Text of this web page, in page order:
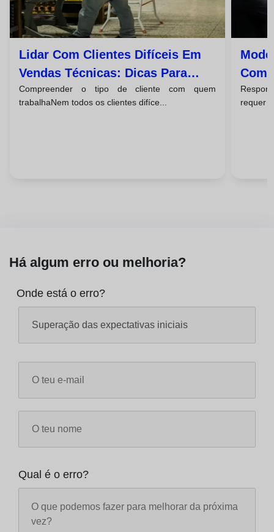
Lidar Com Clientes Difíceis Em
Vendas Técnicas: Dicas Para
Fechos De Negócio Bem-
Sucedidos
Compreender o tipo de cliente com quem
trabalhaNem todos os clientes difíce...
Com
requer
Há algum erro ou melhoria?
Onde está o erro?
Qual é o erro?